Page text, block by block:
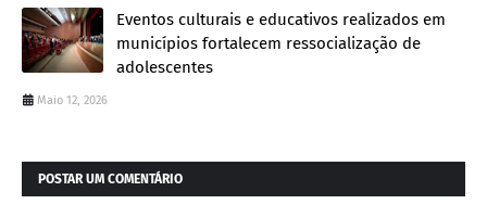
Eventos culturais e educativos realizados em
municípios fortalecem ressocialização de
adolescentes
Maio 12, 2026
POSTAR UM COMENTÁRIO